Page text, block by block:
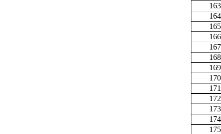
163
164
165
166
167
168
169
170
171
172
173
174
175